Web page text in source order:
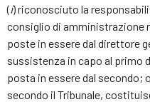
(i) riconosciuto la
consiglio di
poste in essere dal direttore
sussistenza in capo al primo
posta in essere dal secondo;
secondo il Tribunale,